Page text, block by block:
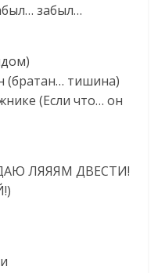
забыл…
(братан… тишина)
(Если что… он
ЛЯЯЯМ ДВЕСТИ!